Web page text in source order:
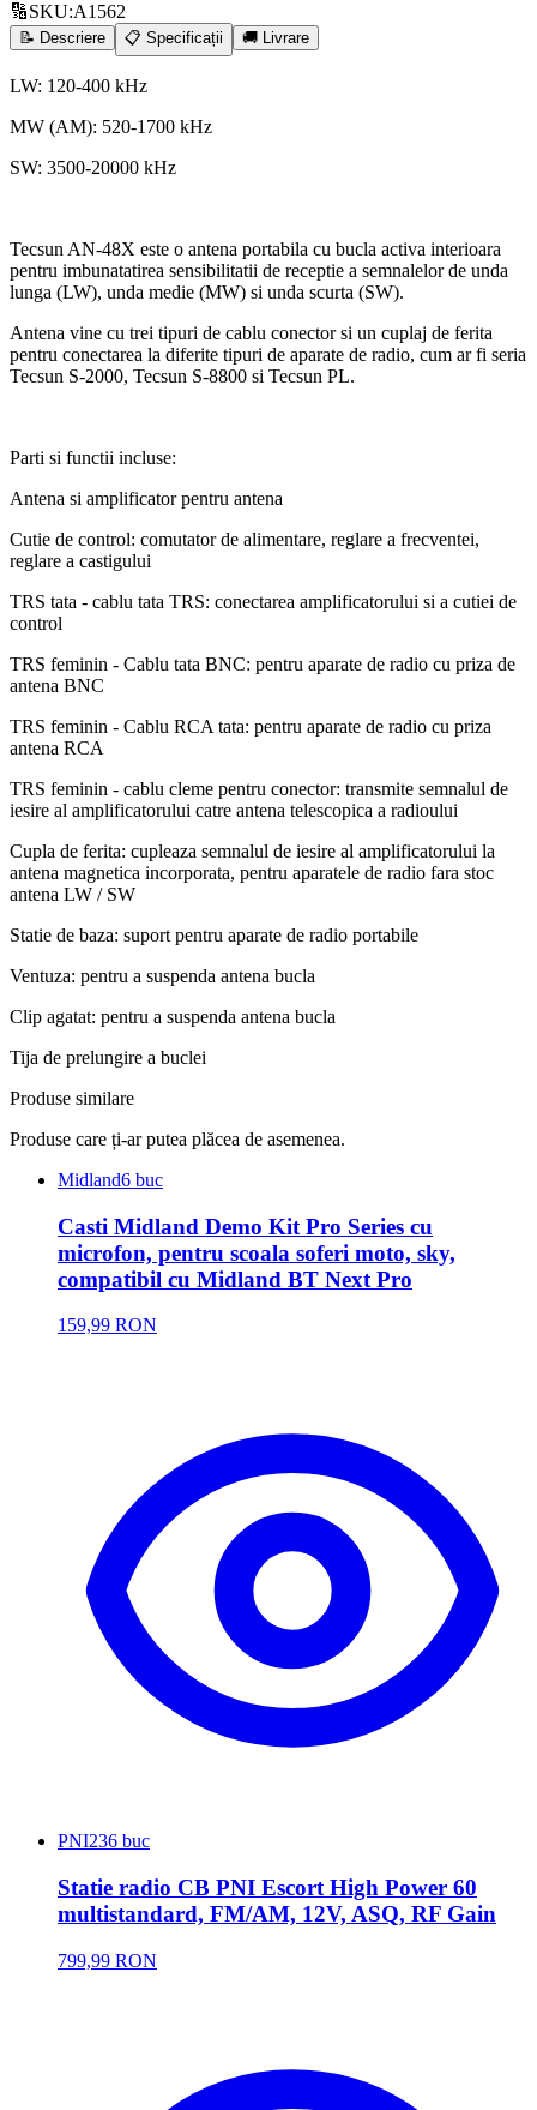
🔢SKU:A1562
📝 Descriere 📋 Specificații 🚚 Livrare
LW: 120-400 kHz
MW (AM): 520-1700 kHz
SW: 3500-20000 kHz
Tecsun AN-48X este o antena portabila cu bucla activa interioara
pentru imbunatatirea sensibilitatii de receptie a semnalelor de unda
lunga (LW), unda medie (MW) si unda scurta (SW).
Antena vine cu trei tipuri de cablu conector si un cuplaj de ferita
pentru conectarea la diferite tipuri de aparate de radio, cum ar fi seria
Tecsun S-2000, Tecsun S-8800 si Tecsun PL.
Parti si functii incluse:
Antena si amplificator pentru antena
Cutie de control: comutator de alimentare, reglare a frecventei,
reglare a castigului
TRS tata - cablu tata TRS: conectarea amplificatorului si a cutiei de
control
TRS feminin - Cablu tata BNC: pentru aparate de radio cu priza de
antena BNC
TRS feminin - Cablu RCA tata: pentru aparate de radio cu priza
antena RCA
TRS feminin - cablu cleme pentru conector: transmite semnalul de
iesire al amplificatorului catre antena telescopica a radioului
Cupla de ferita: cupleaza semnalul de iesire al amplificatorului la
antena magnetica incorporata, pentru aparatele de radio fara stoc
antena LW / SW
Statie de baza: suport pentru aparate de radio portabile
Ventuza: pentru a suspenda antena bucla
Clip agatat: pentru a suspenda antena bucla
Tija de prelungire a buclei
Produse similare
Produse care ți-ar putea plăcea de asemenea.
Midland6 buc
Casti Midland Demo Kit Pro Series cu
microfon, pentru scoala soferi moto, sky,
compatibil cu Midland BT Next Pro
159,99 RON
PNI236 buc
Statie radio CB PNI Escort High Power 60
multistandard, FM/AM, 12V, ASQ, RF Gain
799,99 RON